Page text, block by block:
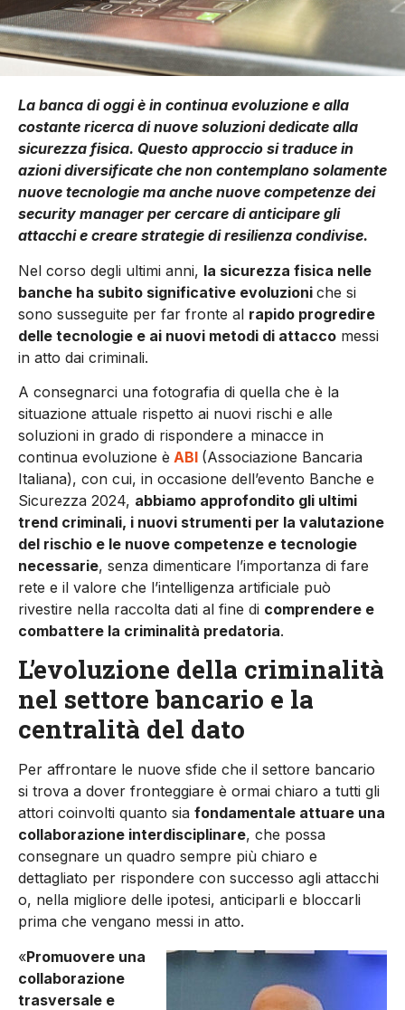
La banca di oggi è in continua evoluzione e alla
costante ricerca di nuove soluzioni dedicate alla
sicurezza fisica. Questo approccio si traduce in
azioni diversificate che non contemplano solamente
nuove tecnologie ma anche nuove competenze dei
security manager per cercare di anticipare gli
attacchi e creare strategie di resilienza condivise.
Nel corso degli ultimi anni, la sicurezza fisica nelle
banche ha subito significative evoluzioni che si
sono susseguite per far fronte al rapido progredire
delle tecnologie e ai nuovi metodi di attacco messi
in atto dai criminali.
A consegnarci una fotografia di quella che è la
situazione attuale rispetto ai nuovi rischi e alle
soluzioni in grado di rispondere a minacce in
continua evoluzione è ABI (Associazione Bancaria
Italiana), con cui, in occasione dell’evento Banche e
Sicurezza 2024, abbiamo approfondito gli ultimi
trend criminali, i nuovi strumenti per la valutazione
del rischio e le nuove competenze e tecnologie
necessarie, senza dimenticare l’importanza di fare
rete e il valore che l’intelligenza artificiale può
rivestire nella raccolta dati al fine di comprendere e
combattere la criminalità predatoria.
L’evoluzione della criminalità
nel settore bancario e la
centralità del dato
Per affrontare le nuove sfide che il settore bancario
si trova a dover fronteggiare è ormai chiaro a tutti gli
attori coinvolti quanto sia fondamentale attuare una
collaborazione interdisciplinare, che possa
consegnare un quadro sempre più chiaro e
dettagliato per rispondere con successo agli attacchi
o, nella migliore delle ipotesi, anticiparli e bloccarli
prima che vengano messi in atto.
«Promuovere una
collaborazione
trasversale e